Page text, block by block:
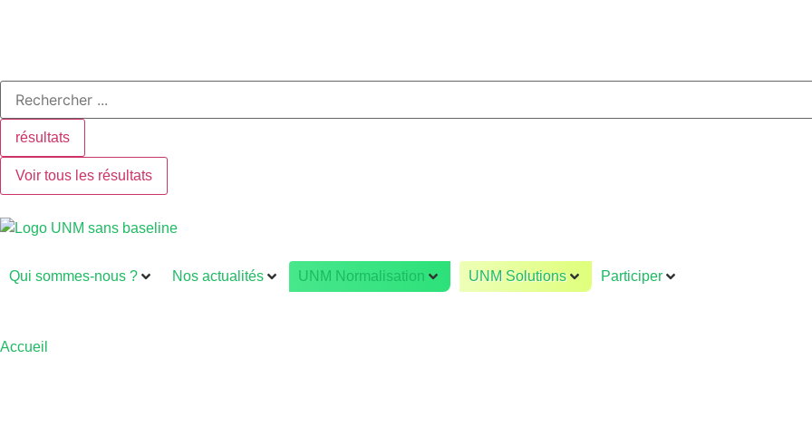
résultats
Voir tous les résultats
Qui sommes-nous ? Nos actualités UNM Normalisation UNM Solutions Participer
Accueil